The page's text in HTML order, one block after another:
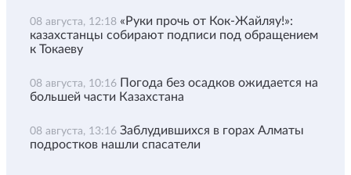
08 августа, 12:18 «Руки прочь от Кок-Жайляу!»:
казахстанцы собирают подписи под обращением
к Токаеву
08 августа, 10:16 Погода без осадков ожидается на
большей части Казахстана
08 августа, 13:16 Заблудившихся в горах Алматы
подростков нашли спасатели